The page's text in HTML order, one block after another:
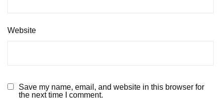
Website
Save my name, email, and website in this browser for
the next time I comment.